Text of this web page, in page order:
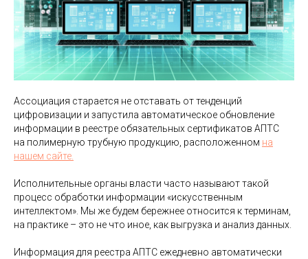
Ассоциация старается не отставать от тенденций
цифровизации и запустила автоматическое обновление
информации в реестре обязательных сертификатов АПТС
на полимерную трубную продукцию, расположенном на
нашем сайте.
Исполнительные органы власти часто называют такой
процесс обработки информации «искусственным
интеллектом». Мы же будем бережнее относится к терминам,
на практике – это не что иное, как выгрузка и анализ данных.
Информация для реестра АПТС ежедневно автоматически